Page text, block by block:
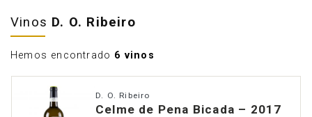
Vinos D. O. Ribeiro
Hemos encontrado 6 vinos
D. O. Ribeiro
Celme de Pena Bicada – 2017